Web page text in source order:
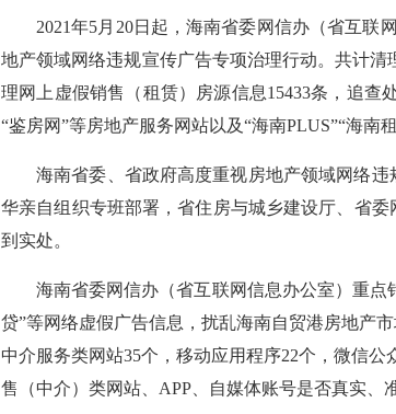
2021年5月20日起，海南省委网信办（省互
地产领域网络违规宣传广告专项治理行动。共计清
理网上虚假销售（租赁）房源信息15433条，追查
“鉴房网”等房地产服务网站以及“海南PLUS”“海南
海南省委、省政府高度重视房地产领域网络
华亲自组织专班部署，省住房与城乡建设厅、省
到实处。
海南省委网信办（省互联网信息办公室）重
贷”等网络虚假广告信息，扰乱海南自贸港房地产
中介服务类网站35个，移动应用程序22个，微信
售（中介）类网站、APP、自媒体账号是否真实、